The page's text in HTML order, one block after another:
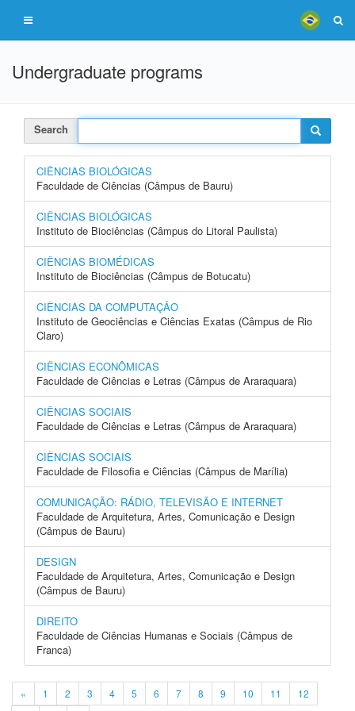
Undergraduate programs
Search
CIÊNCIAS BIOLÓGICAS
Faculdade de Ciências (Câmpus de Bauru)
CIÊNCIAS BIOLÓGICAS
Instituto de Biociências (Câmpus do Litoral Paulista)
CIÊNCIAS BIOMÉDICAS
Instituto de Biociências (Câmpus de Botucatu)
CIÊNCIAS DA COMPUTAÇÃO
Instituto de Geociências e Ciências Exatas (Câmpus de Rio
Claro)
CIÊNCIAS ECONÔMICAS
Faculdade de Ciências e Letras (Câmpus de Araraquara)
CIÊNCIAS SOCIAIS
Faculdade de Ciências e Letras (Câmpus de Araraquara)
CIÊNCIAS SOCIAIS
Faculdade de Filosofia e Ciências (Câmpus de Marília)
COMUNICAÇÃO: RÁDIO, TELEVISÃO E INTERNET
Faculdade de Arquitetura, Artes, Comunicação e Design
(Câmpus de Bauru)
DESIGN
Faculdade de Arquitetura, Artes, Comunicação e Design
(Câmpus de Bauru)
DIREITO
Faculdade de Ciências Humanas e Sociais (Câmpus de
Franca)
« 1 2 3 4 5 6 7 8 9 10 11
12